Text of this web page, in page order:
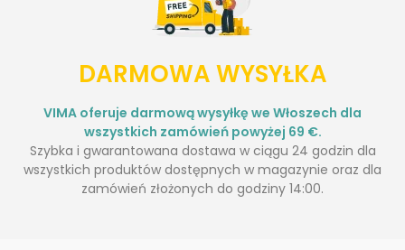
DARMOWA WYSYŁKA
VIMA oferuje darmową wysyłkę we Włoszech dla
wszystkich zamówień powyżej 69 €.
Szybka i gwarantowana dostawa w ciągu 24 godzin dla
wszystkich produktów dostępnych w magazynie oraz dla
zamówień złożonych do godziny 14:00.